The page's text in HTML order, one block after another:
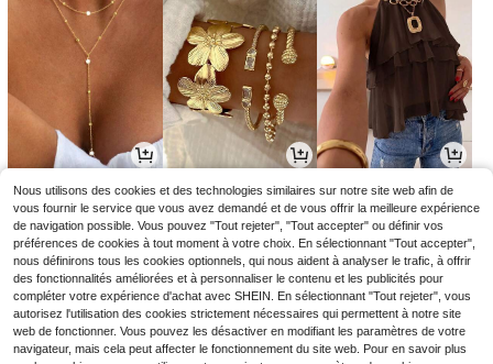
3,31€ 3,84€ 10 ,88€ 10,99€ -1%
Nous utilisons des cookies et des technologies similaires sur notre site web afin de
vous fournir le service que vous avez demandé et de vous offrir la meilleure expérience
de navigation possible. Vous pouvez "Tout rejeter", "Tout accepter" ou définir vos
préférences de cookies à tout moment à votre choix. En sélectionnant "Tout accepter",
nous définirons tous les cookies optionnels, qui nous aident à analyser le trafic, à offrir
des fonctionnalités améliorées et à personnaliser le contenu et les publicités pour
compléter votre expérience d'achat avec SHEIN. En sélectionnant "Tout rejeter", vous
autorisez l'utilisation des cookies strictement nécessaires qui permettent à notre site
web de fonctionner. Vous pouvez les désactiver en modifiant les paramètres de votre
navigateur, mais cela peut affecter le fonctionnement du site web. Pour en savoir plus